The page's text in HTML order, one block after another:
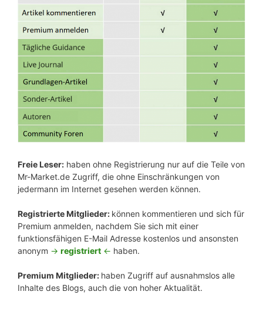
Freie Leser: haben ohne Registrierung nur auf die Teile von
Mr-Market.de Zugriff, die ohne Einschränkungen von
jedermann im Internet gesehen werden können.
Registrierte Mitglieder: können kommentieren und sich für
Premium anmelden, nachdem Sie sich mit einer
funktionsfähigen E-Mail Adresse kostenlos und ansonsten
anonym -> registriert <- haben.
Premium Mitglieder: haben Zugriff auf ausnahmslos alle
Inhalte des Blogs, auch die von hoher Aktualität.